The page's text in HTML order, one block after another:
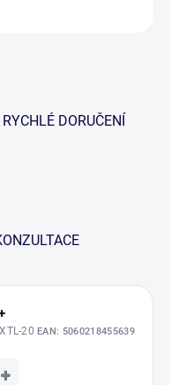
RYCHLÉ DORUČENÍ
XTL-20EAN: 5060218455639
+